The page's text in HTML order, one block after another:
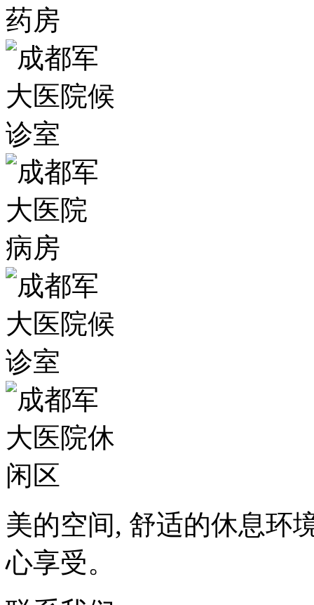
美的空间, 舒适的休息环
心享受。